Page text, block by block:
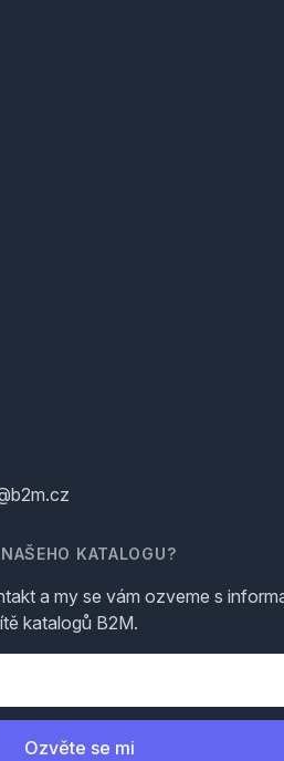
KATALOGU?
a my se vám ozveme s
katalogů B2M.
Ozvěte se mi